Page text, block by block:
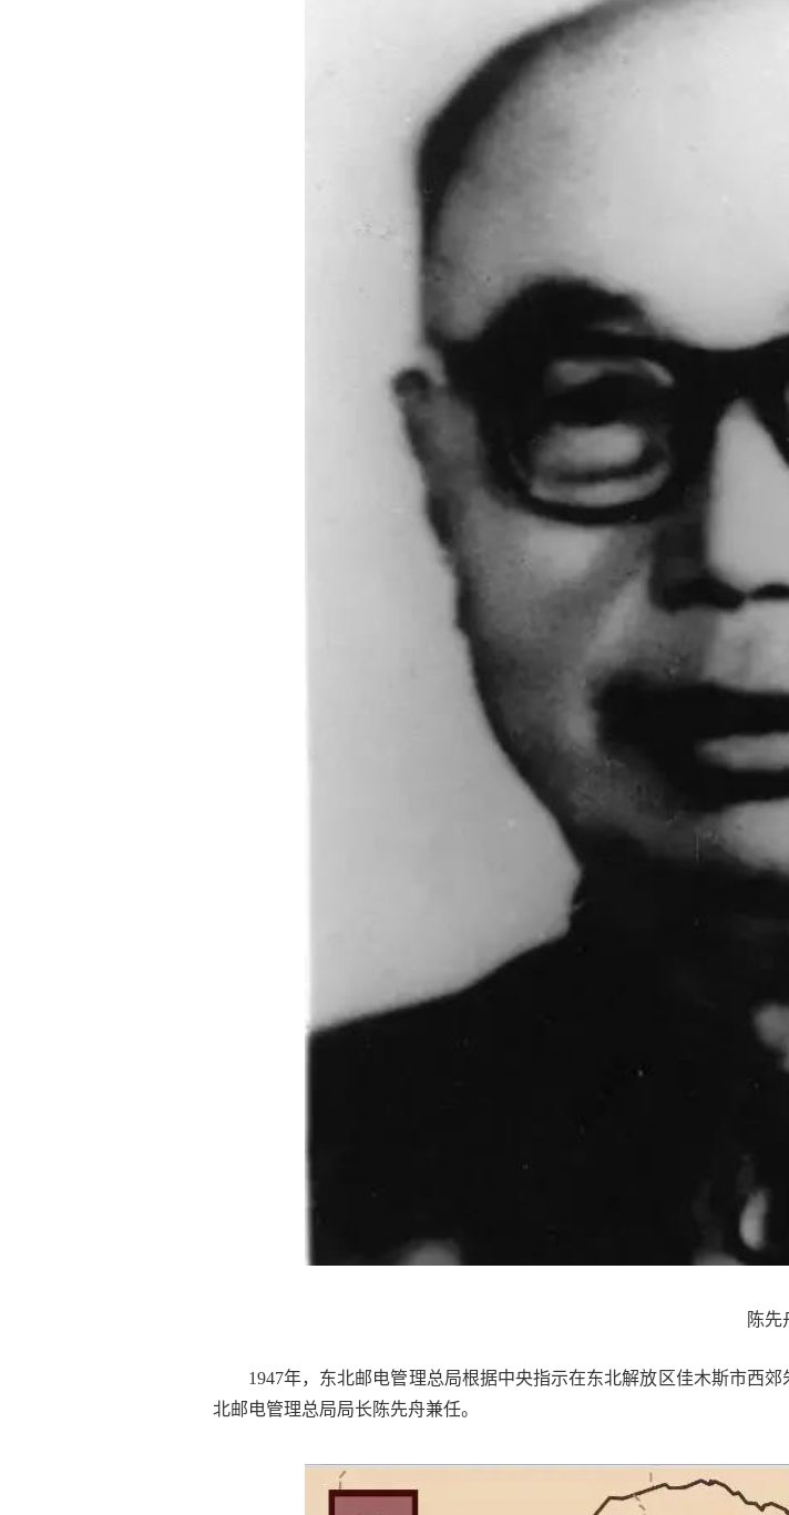
陈先
1947年，东北邮电管理总局根据中央指示在东北解放区佳木斯市西
北邮电管理总局局长陈先舟兼任。